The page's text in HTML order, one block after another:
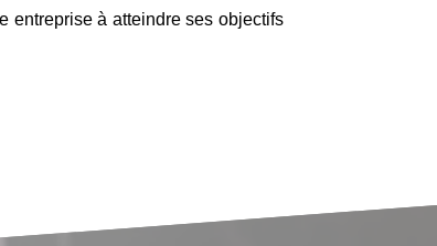
entreprise à atteindre ses objectifs